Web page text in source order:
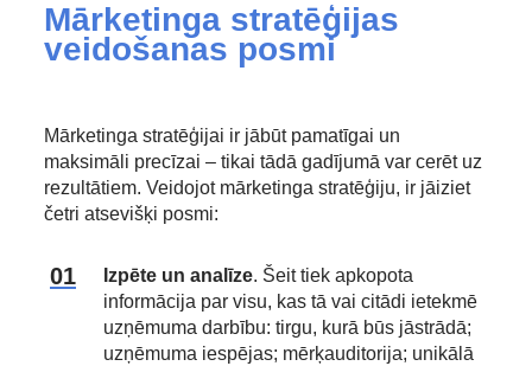
Mārketinga stratēģijas
veidošanas posmi
Mārketinga stratēģijai ir jābūt pamatīgai un
maksimāli precīzai – tikai tādā gadījumā var cerēt uz
rezultātiem. Veidojot mārketinga stratēģiju, ir jāiziet
četri atsevišķi posmi:
Izpēte un analīze. Šeit tiek apkopota
informācija par visu, kas tā vai citādi ietekmē
uzņēmuma darbību: tirgu, kurā būs jāstrādā;
uzņēmuma iespējas; mērķauditorija; unikālā